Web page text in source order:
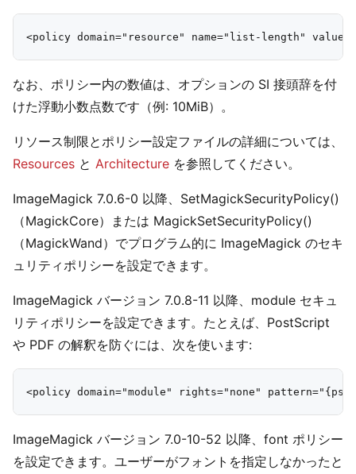
なお、ポリシー内の数値は、オプションの SI 接頭辞を付
けた浮動小数点数です（例: 10MiB）。
リソース制限とポリシー設定ファイルの詳細については、
Resources と Architecture を参照してください。
ImageMagick 7.0.6-0 以降、SetMagickSecurityPolicy()
（MagickCore）または MagickSetSecurityPolicy()
（MagickWand）でプログラム的に ImageMagick のセキ
ュリティポリシーを設定できます。
ImageMagick バージョン 7.0.8-11 以降、module セキュ
リティポリシーを設定できます。たとえば、PostScript
や PDF の解釈を防ぐには、次を使います:
ImageMagick バージョン 7.0-10-52 以降、font ポリシー
を設定できます。ユーザーがフォントを指定しなかったと